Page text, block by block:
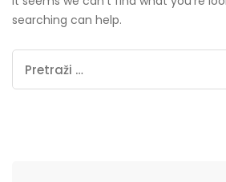
searching can help.